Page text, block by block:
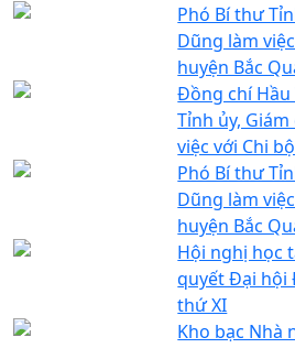
Phó Bí thư
Dũng làm
huyện Bắc
Đồng chí Hầu
Tỉnh ủy,
việc với Chi
Phó Bí thư
Dũng làm
huyện Bắc
Hội nghị học
quyết Đại hội
thứ XI
Kho bạc Nhà